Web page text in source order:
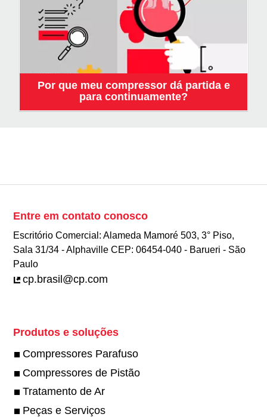
Por que meu compressor dá partida e
para continuamente?
Entre em contato conosco
Escritório Comercial: Alameda Mamoré 503, 3° Piso,
Sala 31/34 - Alphaville CEP: 06454-040 - Barueri - São
Paulo
cp.brasil@cp.com
Produtos e soluções
Compressores Parafuso
Compressores de Pistão
Tratamento de Ar
Peças e Serviços